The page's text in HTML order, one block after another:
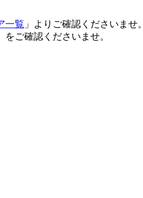
一覧 」よりご確認くださいませ。
をご確認くださいませ。